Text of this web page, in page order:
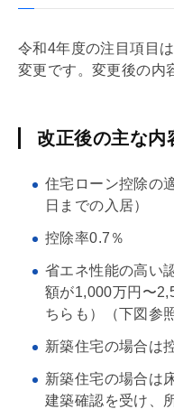
令和4年度の注目項目
変更です。変更後の内
改正後の主な内
住宅ローン控除の
日までの入居）
控除率0.7％
省エネ性能の高い
額が1,000万円〜
ちらも）（下図参
新築住宅の場合は
新築住宅の場合は
建築確認を受け、